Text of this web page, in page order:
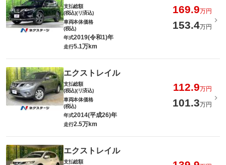
支払総額
(税込)(リ済込)
169.9万円
車両本体価格
(税込)
153.4万円
年式2019(令和1)年
走行5.1万km
エクストレイル
支払総額
(税込)(リ済込)
112.9万円
車両本体価格
(税込)
101.3万円
年式2014(平成26)年
走行2.5万km
エクストレイル
支払総額